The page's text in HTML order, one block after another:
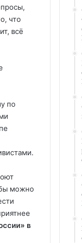
что
всё
по
можно
в